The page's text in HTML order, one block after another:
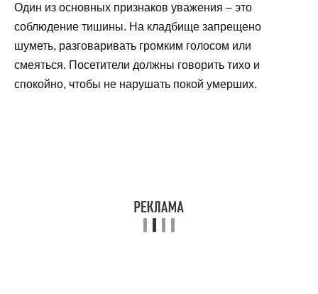
Один из основных признаков уважения – это
соблюдение тишины. На кладбище запрещено
шуметь, разговаривать громким голосом или
смеяться. Посетители должны говорить тихо и
спокойно, чтобы не нарушать покой умерших.